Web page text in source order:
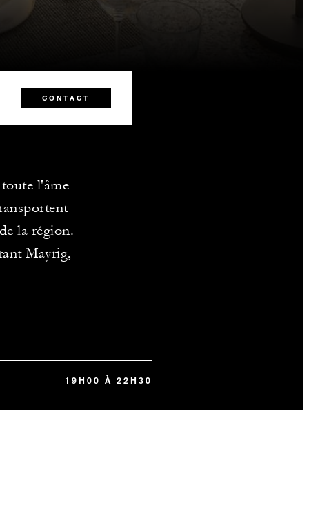
CONTACT
l'âme
la région.
Mayrig,
19H00 À 22H30